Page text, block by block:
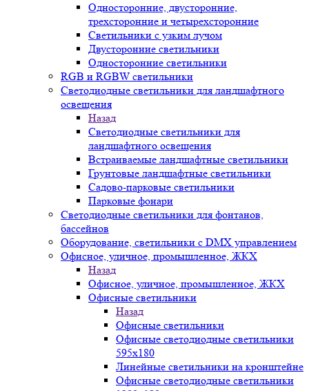
Односторонние, двусторонние,
трехсторонние и четырехсторонние
Светильники с узким лучом
Двусторонние светильники
Односторонние светильники
RGB и RGBW светильники
Светодиодные светильники для ландшафтного
освещения
Назад
Светодиодные светильники для
ландшафтного освещения
Встраиваемые ландшафтные светильники
Грунтовые ландшафтные светильники
Садово-парковые светильники
Парковые фонари
Светодиодные светильники для фонтанов,
бассейнов
Оборудование, светильники с DMX управлением
Офисное, уличное, промышленное, ЖКХ
Назад
Офисное, уличное, промышленное, ЖКХ
Офисные светильники
Назад
Офисные светильники
Офисные светодиодные светильники
595х180
Линейные светильники на кронштейне
Офисные светодиодные светильники